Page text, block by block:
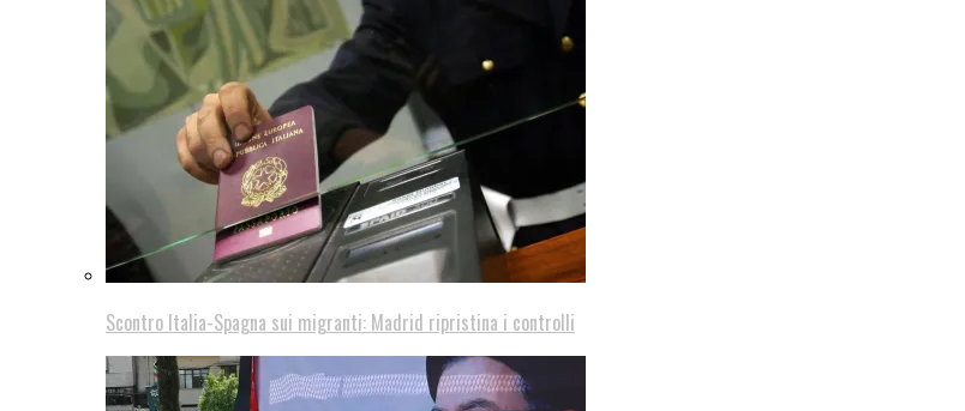
Scontro Italia-Spagna sui migranti: Madrid ripristina i controlli